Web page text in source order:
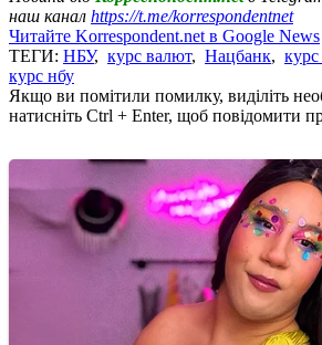
наш канал https://t.me/korrespondentnet
Читайте Korrespondent.net в Google News
ТЕГИ: НБУ, курс валют, Нацбанк,
курс нбу
Якщо ви помітили помилку, виділіть
натисніть Ctrl + Enter, щоб повідомити